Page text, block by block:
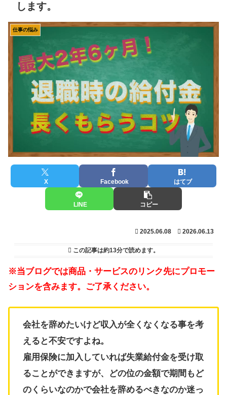
します。
仕事の悩み
X Facebook はてブ
LINE コピー
2025.06.08 2026.06.13
この記事は約13分で読めます。
※当ブログでは商品・サービスのリンク先にプロモー
ションを含みます。ご了承ください。
会社を辞めたいけど収入が全くなくなる事を考
えると不安ですよね。
雇用保険に加入していれば失業給付金を受け取
ることができますが、どの位の金額で期間もど
のくらいなのかで会社を辞めるべきなのか迷っ